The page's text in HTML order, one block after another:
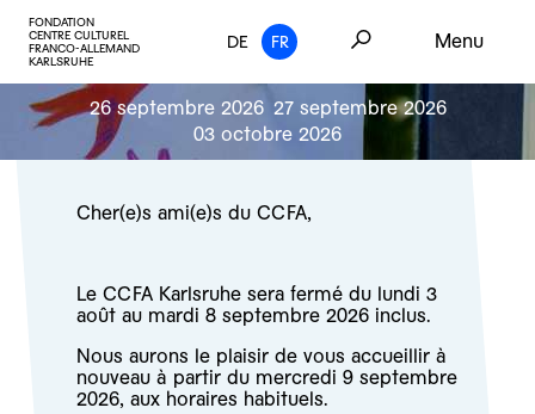
FONDATION
CENTRE CULTUREL
FRANCO-ALLEMAND
KARLSRUHE
DE FR Menu
26 septembre 2026 27 septembre 2026
03 octobre 2026
Cher(e)s ami(e)s du CCFA,
Le CCFA Karlsruhe sera fermé du lundi 3
août au mardi 8 septembre 2026 inclus.
Nous aurons le plaisir de vous accueillir à
nouveau à partir du mercredi 9 septembre
2026, aux horaires habituels.